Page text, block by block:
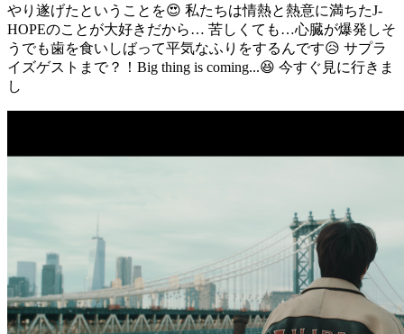
やり遂げたということを😍 私たちは情熱と熱意に満ちたJ-
HOPEのことが大好きだから… 苦しくても…心臓が爆発しそ
うでも歯を食いしばって平気なふりをするんです😥 サプラ
イズゲストまで？！Big thing is coming...😆 今すぐ見に行きま
し